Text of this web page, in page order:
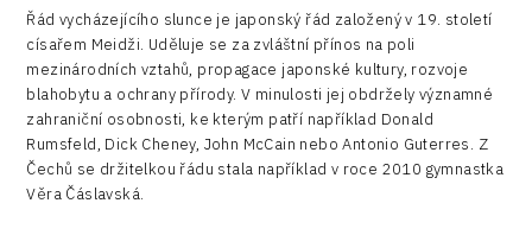
Řád vycházejícího slunce je japonský řád založený v 19. století
císařem Meidži. Uděluje se za zvláštní přínos na poli
mezinárodních vztahů, propagace japonské kultury, rozvoje
blahobytu a ochrany přírody. V minulosti jej obdržely významné
zahraniční osobnosti, ke kterým patří například Donald
Rumsfeld, Dick Cheney, John McCain nebo Antonio Guterres. Z
Čechů se držitelkou řádu stala například v roce 2010 gymnastka
Věra Čáslavská.